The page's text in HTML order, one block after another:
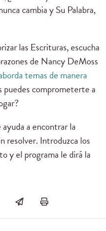
cambia y Su Palabra,
las Escrituras, escucha
de Nancy DeMoss
temas de manera
puedes comprometerte a
a encontrar la
resolver. Introduzca los
y el programa le dirá la